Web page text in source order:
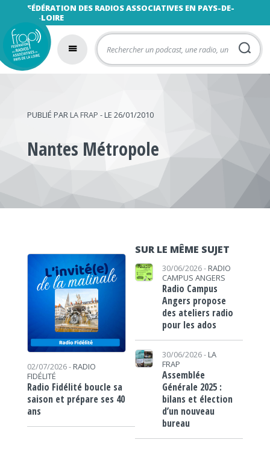
FÉDÉRATION DES RADIOS ASSOCIATIVES EN PAYS-DE-
LA-LOIRE
PUBLIÉ PAR LA FRAP - LE 26/01/2010
Nantes Métropole
SUR LE MÊME SUJET
02/07/2026 - RADIO
FIDÉLITÉ
Radio Fidélité boucle sa
saison et prépare ses 40
ans
30/06/2026 - RADIO
CAMPUS ANGERS
Radio Campus
Angers propose
des ateliers radio
pour les ados
30/06/2026 - LA
FRAP
Assemblée
Générale 2025 :
bilans et élection
d’un nouveau
bureau